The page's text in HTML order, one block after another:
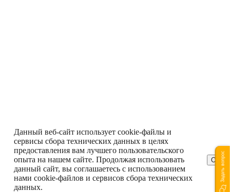
Данный веб-сайт использует cookie-файлы и
сервисы сбора технических данных в целях
предоставления вам лучшего пользовательского
опыта на нашем сайте. Продолжая использовать
данный сайт, вы соглашаетесь с использованием
нами cookie-файлов и сервисов сбора технических
данных.
ОК Задать вопрос